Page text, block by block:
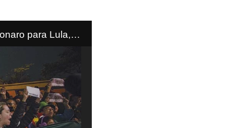
para Lula,
como escudo em
levou cidadãos a